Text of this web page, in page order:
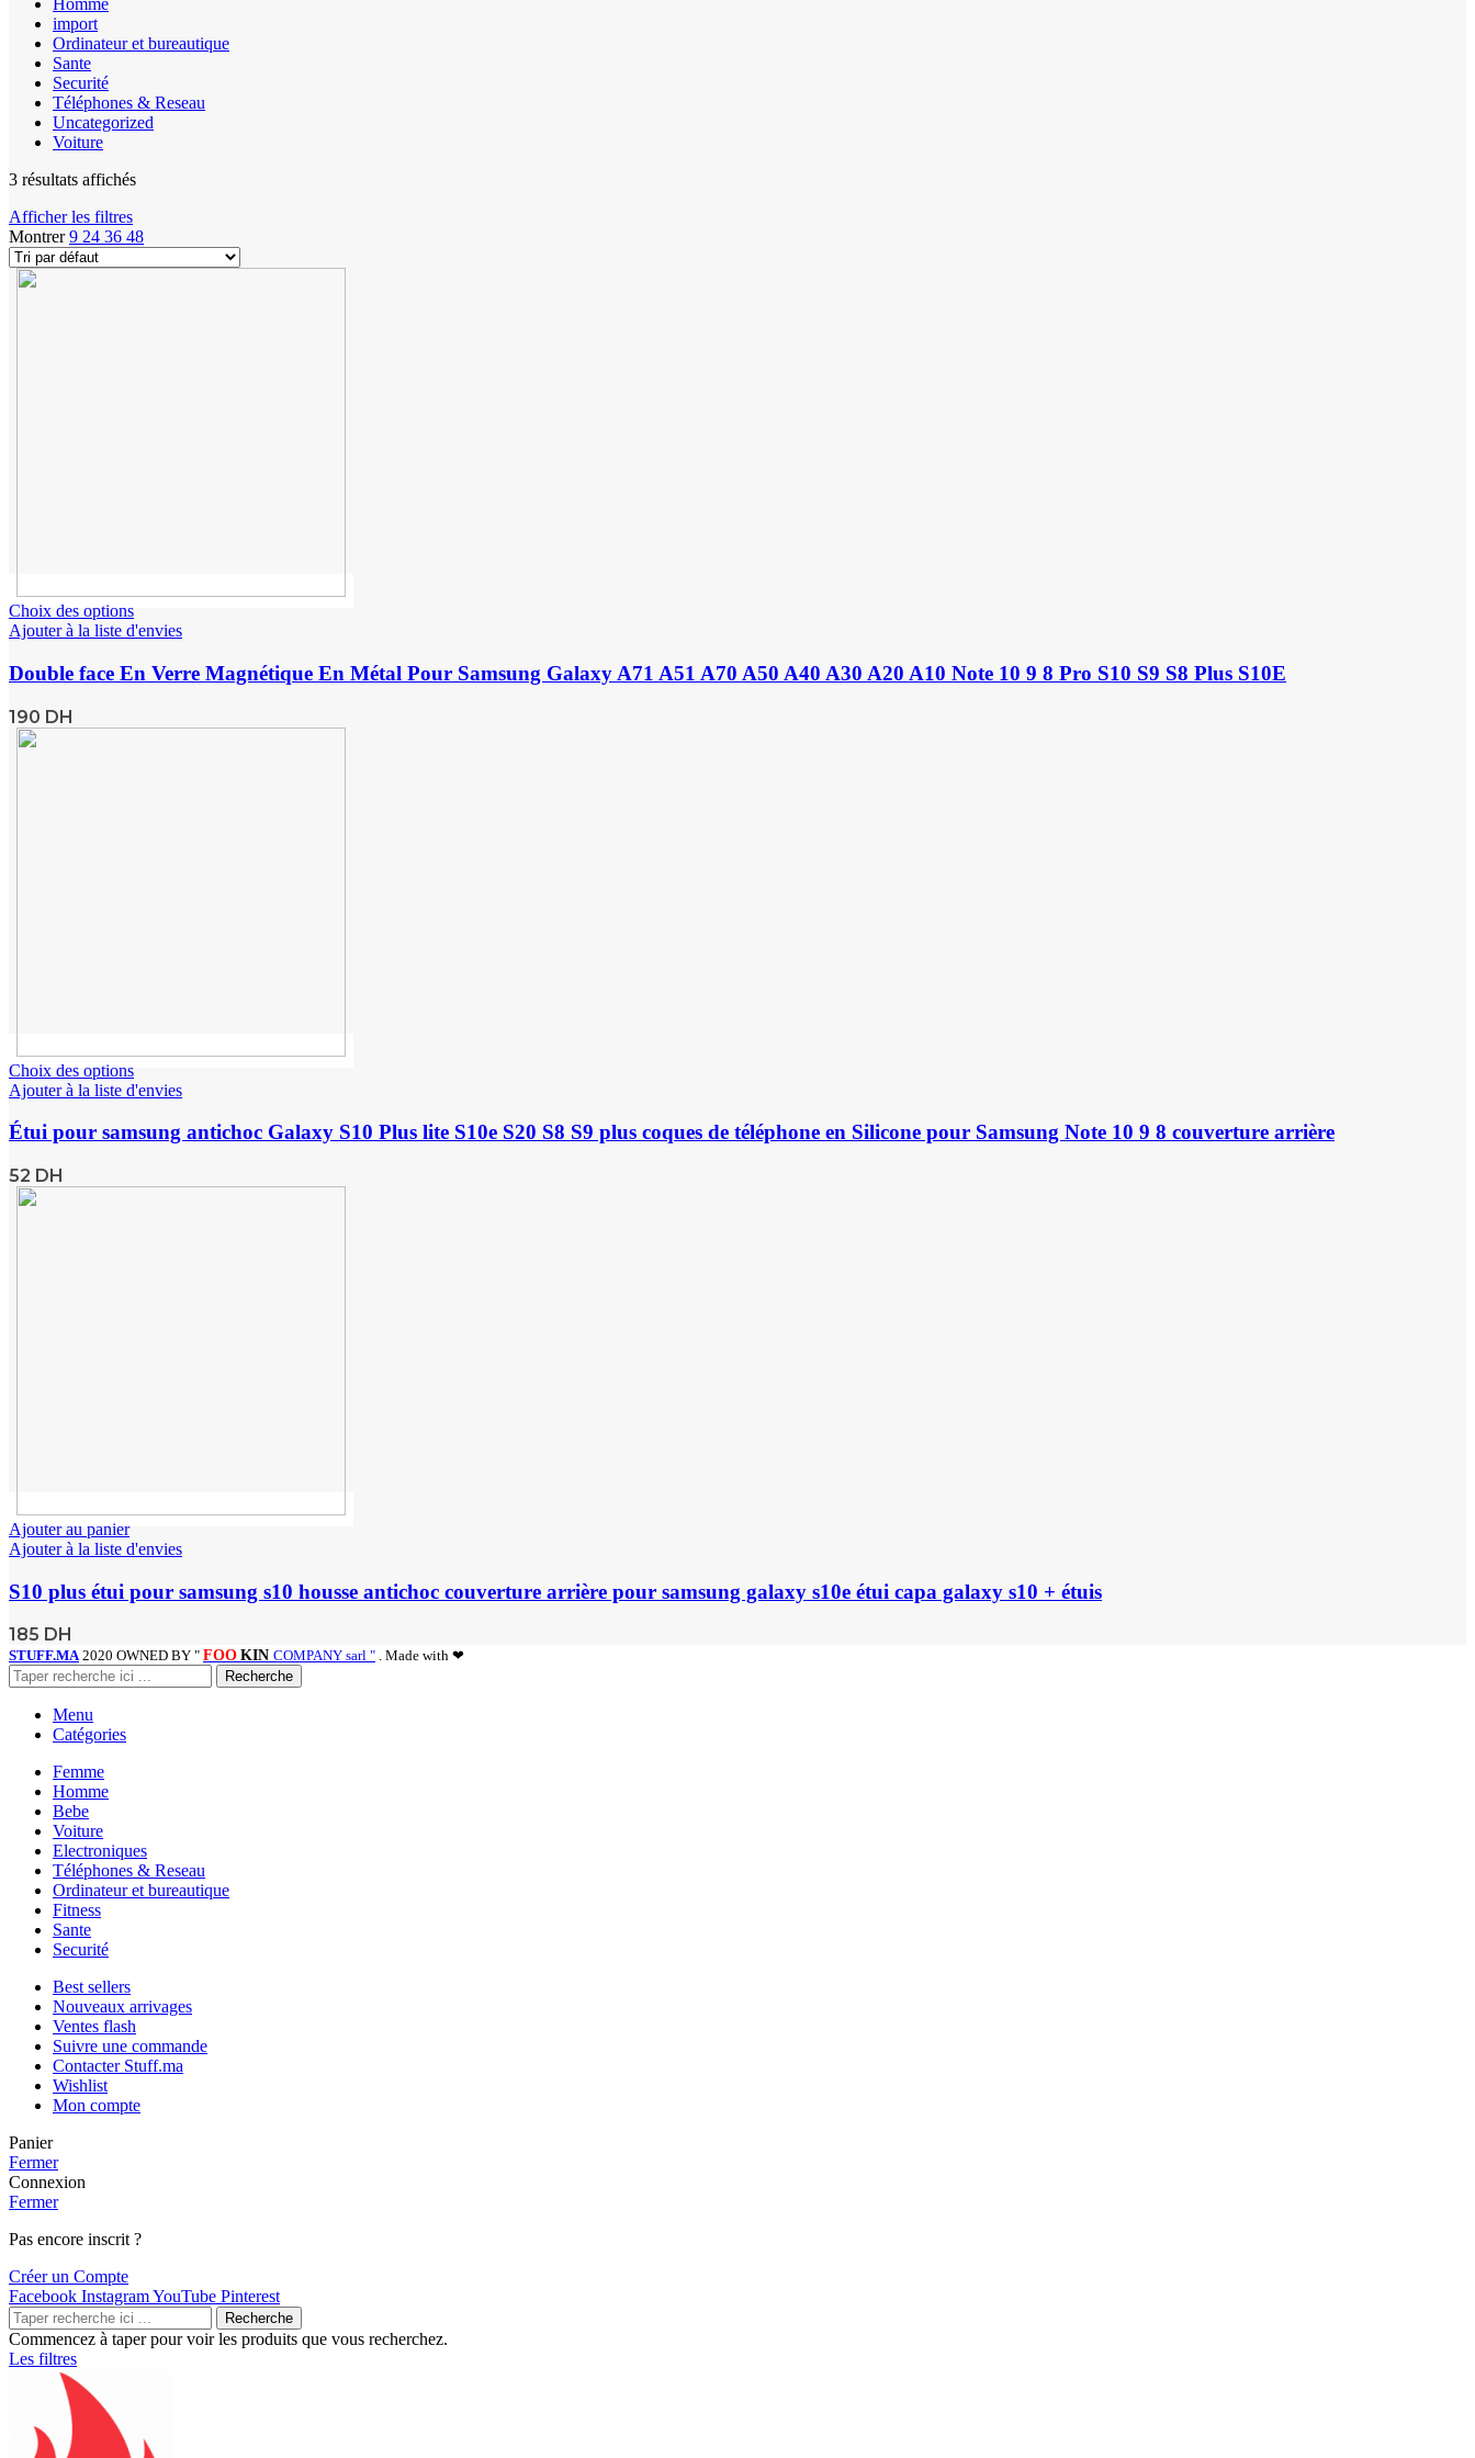
Homme
import
Ordinateur et bureautique
Sante
Securité
Téléphones & Reseau
Uncategorized
Voiture
3 résultats affichés
Afficher les filtres
Montrer9 24 36 48
Choix des options
Ajouter à la liste d'envies
Double face En Verre Magnétique En Métal Pour Samsung Galaxy A71 A51 A70 A50 A40 A30 A20 A10 Note 10 9 8 Pro S10 S9 S8 Plus S10E
190 DH
Choix des options
Ajouter à la liste d'envies
Étui pour samsung antichoc Galaxy S10 Plus lite S10e S20 S8 S9 plus coques de téléphone en Silicone pour Samsung Note 10 9 8 couverture arrière
52 DH
Ajouter au panier
Ajouter à la liste d'envies
S10 plus étui pour samsung s10 housse antichoc couverture arrière pour samsung galaxy s10e étui capa galaxy s10 + étuis
185 DH
STUFF.MA 2020 OWNED BY " FOO KIN COMPANY sarl " . Made with ❤
Recherche
Menu
Catégories
Femme
Homme
Bebe
Voiture
Electroniques
Téléphones & Reseau
Ordinateur et bureautique
Fitness
Sante
Securité
Best sellers
Nouveaux arrivages
Ventes flash
Suivre une commande
Contacter Stuff.ma
Wishlist
Mon compte
Panier
Fermer
Connexion
Fermer
Pas encore inscrit ?
Créer un Compte
Facebook InstagramYouTube Pinterest
Recherche
Commencez à taper pour voir les produits que vous recherchez.
Les filtres